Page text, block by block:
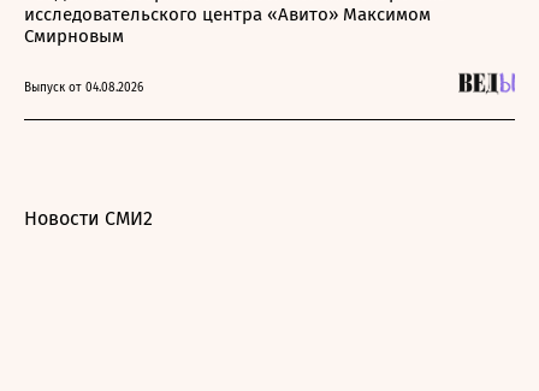
исследовательского центра «Авито» Максимом
Смирновым
Выпуск от 04.08.2026
Новости СМИ2